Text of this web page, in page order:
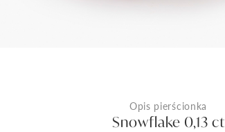
Opis pierścionka
Snowflake 0,13 ct